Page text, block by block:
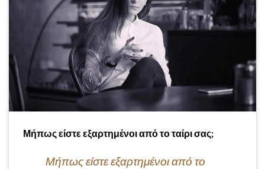
Μήπως είστε εξαρτημένοι από το ταίρι σας;
Μήπως είστε εξαρτημένοι από το